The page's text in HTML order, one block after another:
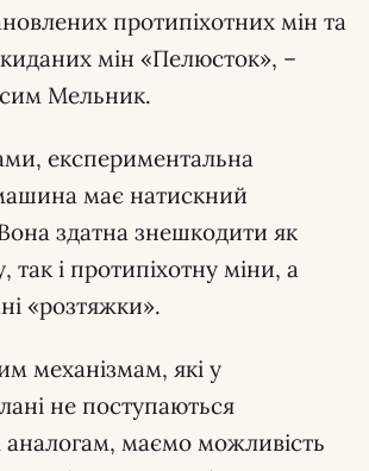
протипіхотних мін та
мін «Пелюсток», –
Мельник.
експериментальна
має натискний
здатна знешкодити як
так і протипіхотну міни, а
«розтяжки».
механізмам, які у
не поступаються
маємо можливість